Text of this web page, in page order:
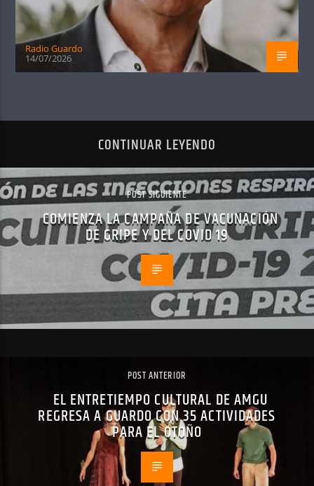
Radio Guardo
14/07/2026
CONTINUAR LEYENDO
POST SIGUIENTE
COMIENZA LA CAMPAÑA DE VACUNACIÓN
DE GRIPE Y DEL COVID 19
POST ANTERIOR
EL ENTRETIEMPO CULTURAL DE AMGU
REGRESA A GUARDO CON 35 ACTIVIDADES
PARA EL OTOÑO